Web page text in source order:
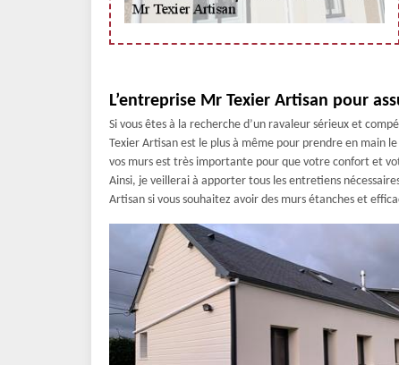
L’entreprise Mr Texier Artisan pour
Si vous êtes à la recherche d’un ravaleur sérieux et
Texier Artisan est le plus à même pour prendre en main
vos murs est très importante pour que votre confort et
Ainsi, je veillerai à apporter tous les entretiens
Artisan si vous souhaitez avoir des murs étanches et